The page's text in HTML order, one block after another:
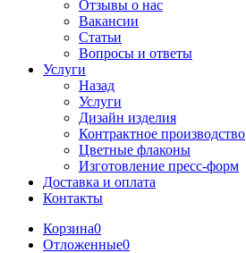
Отзывы о нас
Вакансии
Статьи
Вопросы и ответы
Услуги
Назад
Услуги
Дизайн изделия
Контрактное производство
Цветные флаконы
Изготовление пресс-форм
Доставка и оплата
Контакты
Корзина0
Отложенные0